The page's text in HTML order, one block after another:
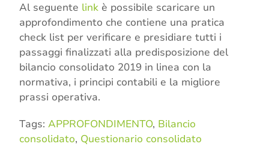
Al seguente link è possibile scaricare un
approfondimento che contiene una pratica
check list per verificare e presidiare tutti i
passaggi finalizzati alla predisposizione del
bilancio consolidato 2019 in linea con la
normativa, i principi contabili e la migliore
prassi operativa.
Tags: APPROFONDIMENTO, Bilancio
consolidato, Questionario consolidato